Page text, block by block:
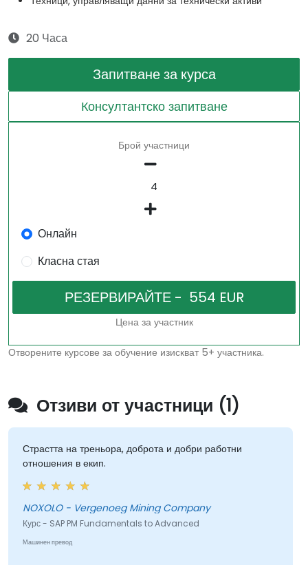
20 Часа
Запитване за курса
Консултантско запитване
Брой участници
Онлайн
Класна стая
Цена за участник
Отворените курсове за обучение изискват 5+ участника.
Отзиви от участници (1)
Страстта на треньора, доброта и добри работни
отношения в екип.
NOXOLO - Vergenoeg Mining Company
Курс - SAP PM Fundamentals to Advanced
Машинен превод